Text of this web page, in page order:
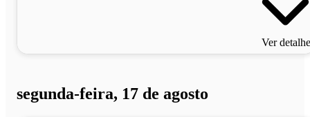
Ver
segunda-feira, 17 de agosto